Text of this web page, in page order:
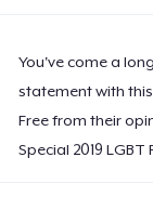
You've come a
statement with
Free from their
Special 2019 LGBT